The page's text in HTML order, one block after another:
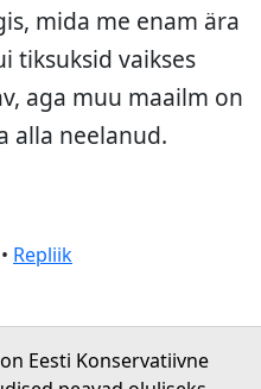
mida me enam ära
tiksuksid vaikses
aga muu maailm on
alla neelanud.
• Repliik
Eesti Konservatiivne